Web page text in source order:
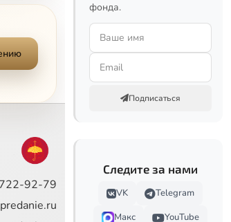
13:40
5:28
9:06
12:51
92-79
фонда.
Подписаться
Следите за нами
VK
Telegram
Макс
YouTube